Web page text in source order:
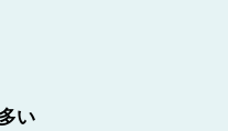
い